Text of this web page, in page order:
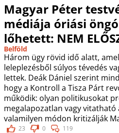
Magyar Péter
médiája óriási
lőhetett: NEM
Belföld
Három ügy rövid idő alatt,
leleplezésből súlyos tévedés
lettek. Deák Dániel szerint
hogy a Kontroll a Tisza Párt
működik: olyan politikusokat
megalapozatlan vagy vitatható
valamilyen módon kritizálják
23 0 119